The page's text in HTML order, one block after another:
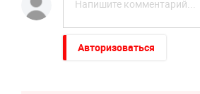
Авторизоваться